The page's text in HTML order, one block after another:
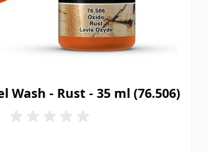
Wash - Rust - 35 ml (76.506)